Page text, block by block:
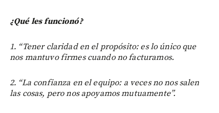
¿Qué les funcionó?
1. “Tener claridad en el propósito: es lo único que
nos mantuvo firmes cuando no facturamos.
2. “La confianza en el equipo: a veces no nos salen
las cosas, pero nos apoyamos mutuamente”.